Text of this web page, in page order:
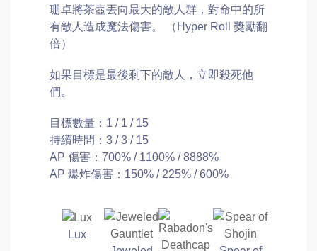
珊卓將茶壺丟向最大的敵人群，對命中的所
有敵人造成魔法傷害。 （Hyper Roll 獎勵翻
倍）
如果目標是最後剩下的敵人，立即殺死他
們。
目標數量：1 / 1 / 15
持續時間：3 / 3 / 15
AP 傷害：700% / 1100% / 8888%
AP 爆炸傷害：150% / 225% / 600%
Lux